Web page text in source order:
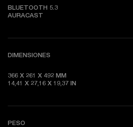
BLUETOOTH 5.3
AURACAST
DIMENSIONES
366 X 261 X 492
14,41 X 27,16 X 19,37 IN
PESO